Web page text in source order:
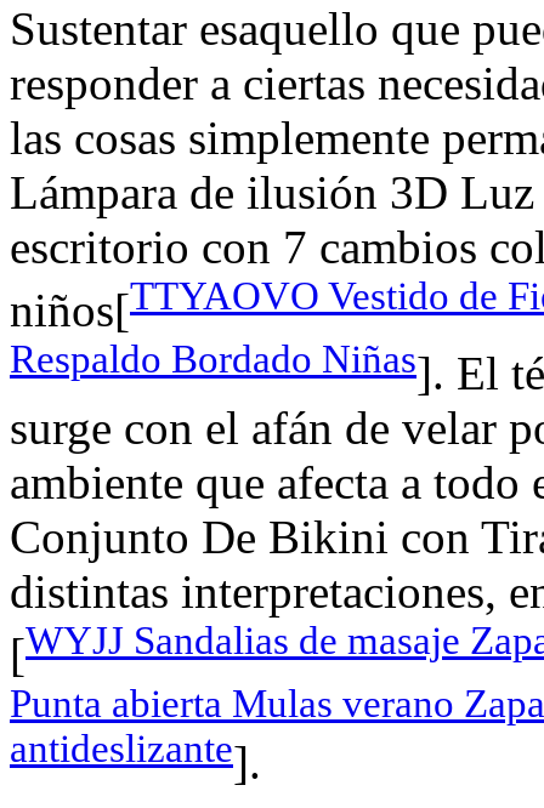
Sustentar esaquello que
responder a ciertas
las cosas simplemente
Lámpara de ilusión 3D
escritorio con 7 cambios
niños[TTYAOVO Vestido de
Respaldo Bordado Niñas]. El
surge con el afán de velar
ambiente que afecta a
Conjunto De Bikini con
distintas interpretaciones,
[WYJJ Sandalias de masaje
Punta abierta Mulas verano
antideslizante].